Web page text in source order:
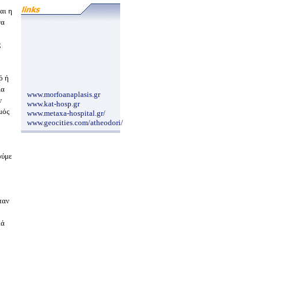
η
ή
www.kat-hosp.gr
www.metaxa-hospital.gr/
www.geocities.com/atheodori/
www.neurosurgery.org.gr/grindex.htm
www.pelmatografima.gr